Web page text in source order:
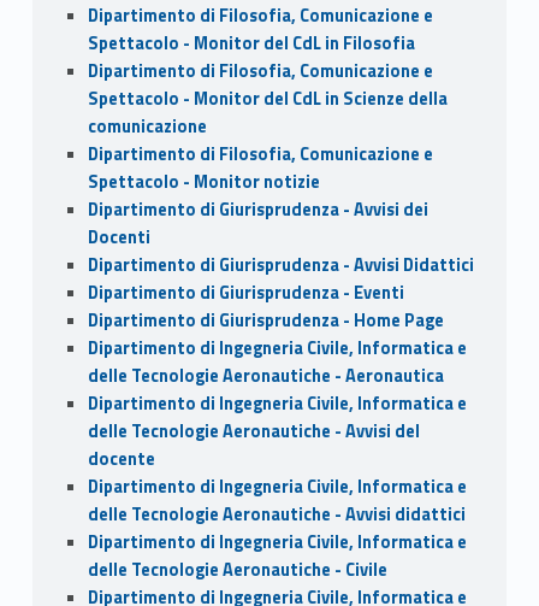
Dipartimento di Filosofia, Comunicazione e
Spettacolo - Monitor del CdL in Filosofia
Dipartimento di Filosofia, Comunicazione e
Spettacolo - Monitor del CdL in Scienze della
comunicazione
Dipartimento di Filosofia, Comunicazione e
Spettacolo - Monitor notizie
Dipartimento di Giurisprudenza - Avvisi dei
Docenti
Dipartimento di Giurisprudenza - Avvisi Didattici
Dipartimento di Giurisprudenza - Eventi
Dipartimento di Giurisprudenza - Home Page
Dipartimento di Ingegneria Civile, Informatica e
delle Tecnologie Aeronautiche - Aeronautica
Dipartimento di Ingegneria Civile, Informatica e
delle Tecnologie Aeronautiche - Avvisi del
docente
Dipartimento di Ingegneria Civile, Informatica e
delle Tecnologie Aeronautiche - Avvisi didattici
Dipartimento di Ingegneria Civile, Informatica e
delle Tecnologie Aeronautiche - Civile
Dipartimento di Ingegneria Civile, Informatica e